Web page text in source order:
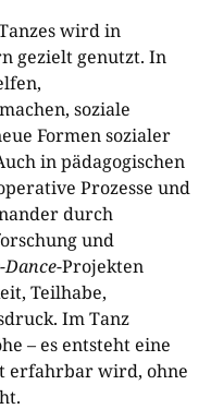
wird in
gezielt genutzt. In
soziale
Formen sozialer
in pädagogischen
Prozesse und
durch
und
-Projekten
Teilhabe,
Im Tanz
– es entsteht eine
erfahrbar wird, ohne